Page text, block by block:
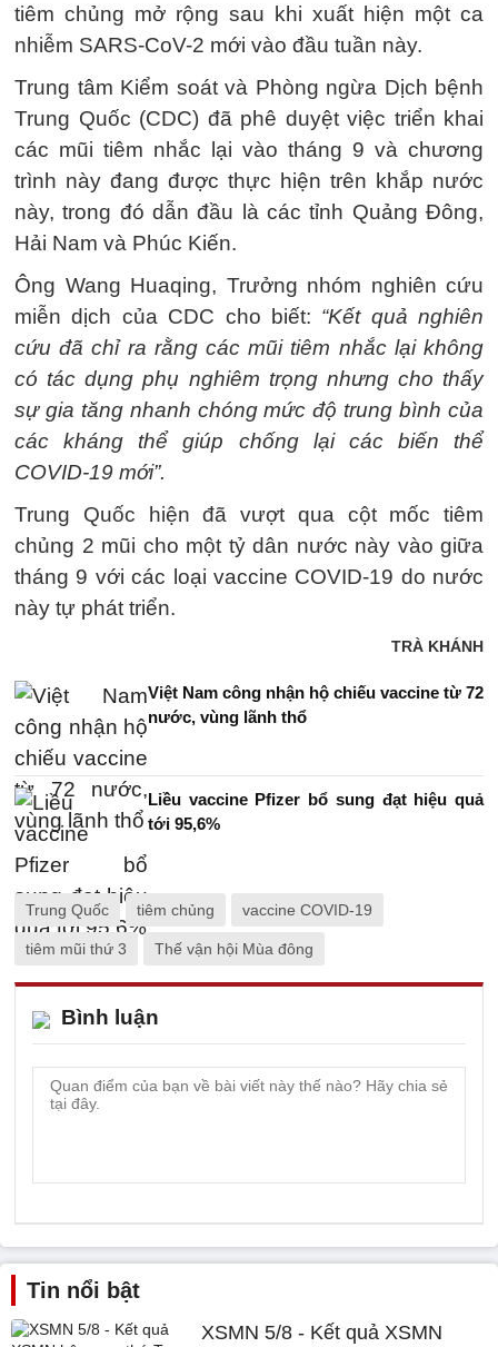
tiêm chủng mở rộng sau khi xuất hiện một ca
nhiễm SARS-CoV-2 mới vào đầu tuần này.
Trung tâm Kiểm soát và Phòng ngừa Dịch bệnh
Trung Quốc (CDC) đã phê duyệt việc triển khai
các mũi tiêm nhắc lại vào tháng 9 và chương
trình này đang được thực hiện trên khắp nước
này, trong đó dẫn đầu là các tỉnh Quảng Đông,
Hải Nam và Phúc Kiến.
Ông Wang Huaqing, Trưởng nhóm nghiên cứu
miễn dịch của CDC cho biết: “Kết quả nghiên
cứu đã chỉ ra rằng các mũi tiêm nhắc lại không
có tác dụng phụ nghiêm trọng nhưng cho thấy
sự gia tăng nhanh chóng mức độ trung bình của
các kháng thể giúp chống lại các biến thể
COVID-19 mới”.
Trung Quốc hiện đã vượt qua cột mốc tiêm
chủng 2 mũi cho một tỷ dân nước này vào giữa
tháng 9 với các loại vaccine COVID-19 do nước
này tự phát triển.
TRÀ KHÁNH
Việt Nam công nhận hộ chiếu vaccine từ 72
nước, vùng lãnh thổ
Liều vaccine Pfizer bổ sung đạt hiệu quả
tới 95,6%
Trung Quốc tiêm chủng vaccine COVID-19
tiêm mũi thứ 3 Thế vận hội Mùa đông
Bình luận
Tin nổi bật
XSMN 5/8 - Kết quả XSMN